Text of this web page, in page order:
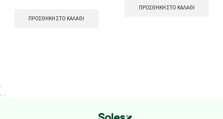
ΠΡΟΣΘΉΚΗ ΣΤΟ ΚΑΛΆΘΙ
ΠΡΟΣΘΉΚΗ ΣΤΟ ΚΑΛΆΘΙ